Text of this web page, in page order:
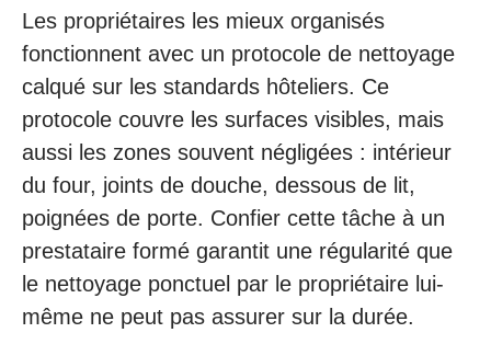
Les propriétaires les mieux organisés
fonctionnent avec un protocole de nettoyage
calqué sur les standards hôteliers. Ce
protocole couvre les surfaces visibles, mais
aussi les zones souvent négligées : intérieur
du four, joints de douche, dessous de lit,
poignées de porte. Confier cette tâche à un
prestataire formé garantit une régularité que
le nettoyage ponctuel par le propriétaire lui-
même ne peut pas assurer sur la durée.